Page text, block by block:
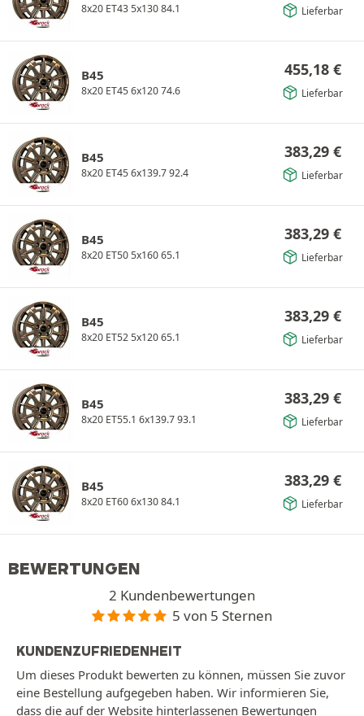
8x20 ET43 5x130 84.1 Lieferbar
B45
8x20 ET45 6x120 74.6
455,18 €
Lieferbar
B45
8x20 ET45 6x139.7 92.4
383,29 €
Lieferbar
B45
8x20 ET50 5x160 65.1
383,29 €
Lieferbar
B45
8x20 ET52 5x120 65.1
383,29 €
Lieferbar
B45
8x20 ET55.1 6x139.7 93.1
383,29 €
Lieferbar
B45
8x20 ET60 6x130 84.1
383,29 €
Lieferbar
BEWERTUNGEN
2 Kundenbewertungen
5 von 5 Sternen
KUNDENZUFRIEDENHEIT
Um dieses Produkt bewerten zu können, müssen Sie zuvor
eine Bestellung aufgegeben haben. Wir informieren Sie,
dass die auf der Website hinterlassenen Bewertungen